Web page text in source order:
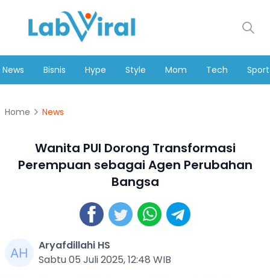
News Bisnis Hype Style Mom Tech Sport
Home News
Wanita PUI Dorong Transformasi
Perempuan sebagai Agen Perubahan
Bangsa
Aryafdillahi HS
Sabtu 05 Juli 2025, 12:48 WIB